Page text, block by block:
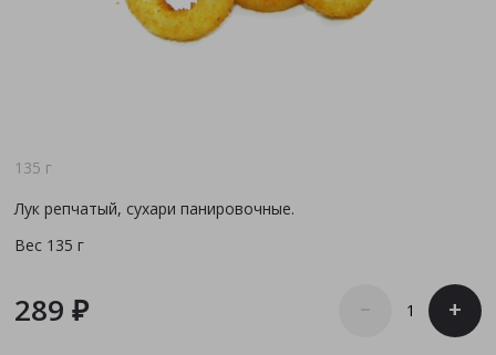
135 г
Лук репчатый, сухари панировочные.
Вес 135 г
289 ₽ – +